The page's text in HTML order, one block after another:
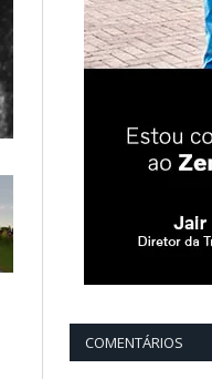
COMENTÁRIOS